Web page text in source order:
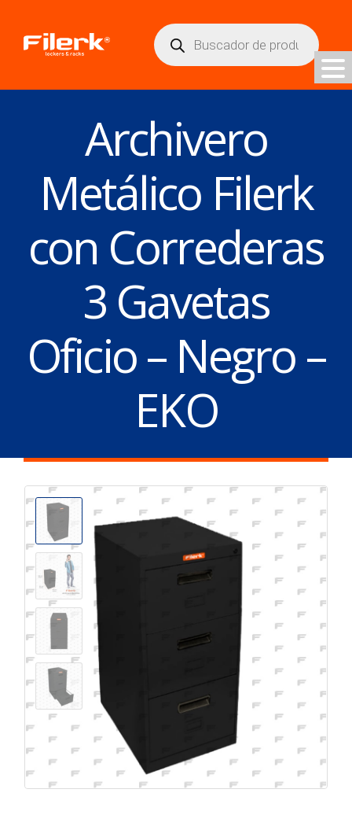
Búsqueda
de
productos
Archivero
Metálico Filerk
con Correderas
3 Gavetas
Oficio – Negro –
EKO